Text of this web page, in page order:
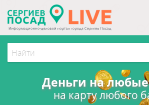
Деньги на
на карту любого